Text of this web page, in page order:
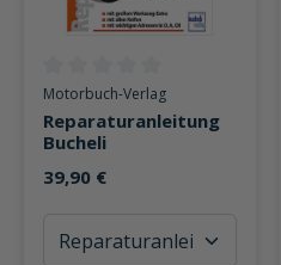
Durchschnittliche Bewertung
Motorbuch-Verlag
Reparaturanleitung
Bucheli
39,90 €